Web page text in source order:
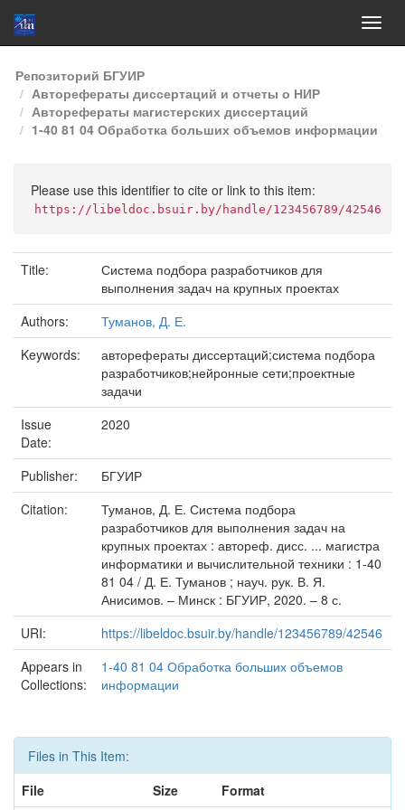
Skip
navigation
Репозиторий БГУИР
Авторефераты диссертаций и отчеты о НИР
Авторефераты магистерских диссертаций
1-40 81 04 Обработка больших объемов информации
Please use this identifier to cite or link to this item:
https://libeldoc.bsuir.by/handle/123456789/42546
Title:
Система подбора разработчиков для
выполнения задач на крупных проектах
Authors:
Туманов, Д. Е.
Keywords:
авторефераты диссертаций;система подбора
разработчиков;нейронные сети;проектные
задачи
Issue
Date:
2020
Publisher:
БГУИР
Citation:
Туманов, Д. Е. Система подбора
разработчиков для выполнения задач на
крупных проектах : автореф. дисс. ... магистра
информатики и вычислительной техники : 1-40
81 04 / Д. Е. Туманов ; науч. рук. В. Я.
Анисимов. – Минск : БГУИР, 2020. – 8 с.
URI:
https://libeldoc.bsuir.by/handle/123456789/42546
Appears in
Collections:
1-40 81 04 Обработка больших объемов
информации
Files in This Item:
File
Size Format